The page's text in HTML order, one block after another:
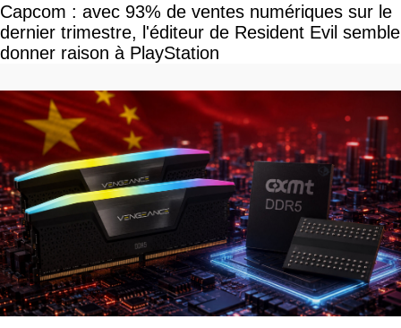
Capcom : avec 93% de ventes numériques sur le
dernier trimestre, l'éditeur de Resident Evil semble
donner raison à PlayStation